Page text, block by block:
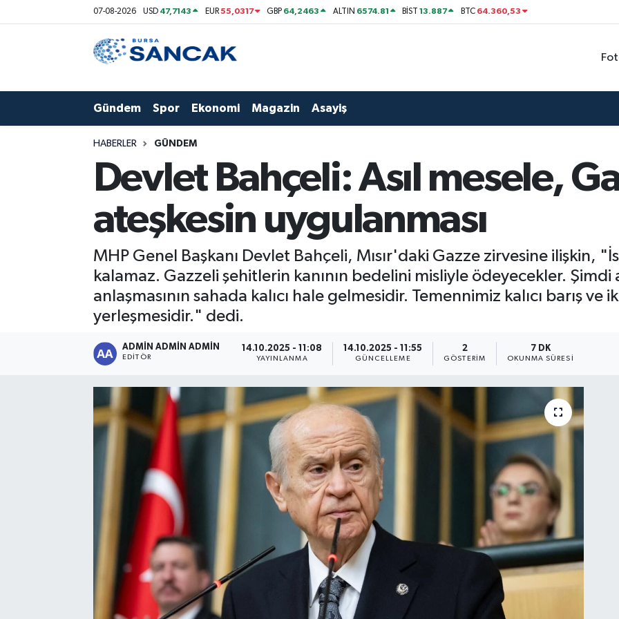
07-08-2026 USD 47,7143 EUR55,0317 GBP 64,2463 ALTIN 6574.81 BİST13.887 BTC 64.360,53
Gündem Spor Ekonomi Magazin Asayiş
HABERLER GÜNDEM
Devlet Bahçeli: Asıl mesele,
ateşkesin uygulanması
MHP Genel Başkanı Devlet Bahçeli, Mısır'daki Gazze zirvesine ilişkin,
kalamaz. Gazzeli şehitlerin kanının bedelini misliyle ödeyecekler. Şimdi
anlaşmasının sahada kalıcı hale gelmesidir. Temennimiz kalıcı barış
yerleşmesidir." dedi.
ADMİN ADMİN ADMİN
EDITÖR
14.10.2025 - 11:08
YAYINLANMA
14.10.2025 - 11:55
GÜNCELLEME
2
GÖSTERIM
7 DK
OKUNMA SÜRESI
Hava Durumu
Son Dakika Haberleri
Haber Arşivi